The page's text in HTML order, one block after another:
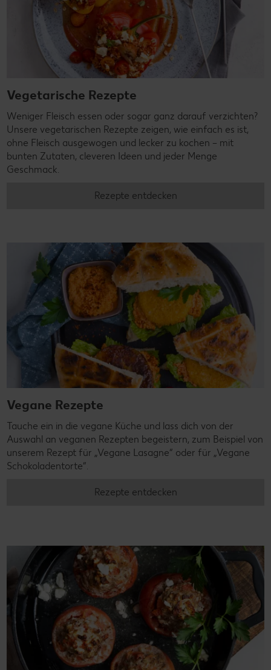
Vegetarische Rezepte
Weniger Fleisch essen oder sogar ganz darauf verzichten?
Unsere vegetarischen Rezepte zeigen, wie einfach es ist,
ohne Fleisch ausgewogen und lecker zu kochen – mit
bunten Zutaten, cleveren Ideen und jeder Menge
Geschmack.
Rezepte entdecken
Vegane Rezepte
Tauche ein in die vegane Küche und lass dich von der
Auswahl an veganen Rezepten begeistern, zum Beispiel von
unserem Rezept für „Vegane Lasagne“ oder für „Vegane
Schokoladentorte“.
Rezepte entdecken